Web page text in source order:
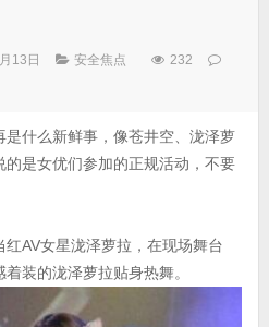
13日 安全焦点
232
是什么新鲜事，像苍井空、泷泽萝
是女优们参加的正规活动，不要
AV女星泷泽萝拉，在现场舞台
装的泷泽萝拉贴身热舞。